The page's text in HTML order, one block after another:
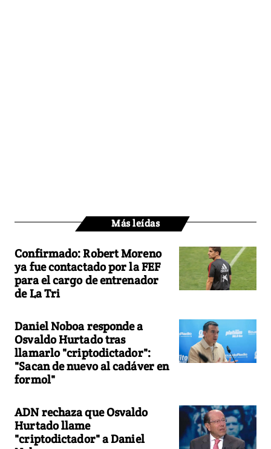
Más leídas
Confirmado: Robert Moreno
ya fue contactado por la FEF
para el cargo de entrenador
de La Tri
Daniel Noboa responde a
Osvaldo Hurtado tras
llamarlo "criptodictador":
"Sacan de nuevo al cadáver en
formol"
ADN rechaza que Osvaldo
Hurtado llame
"criptodictador" a Daniel